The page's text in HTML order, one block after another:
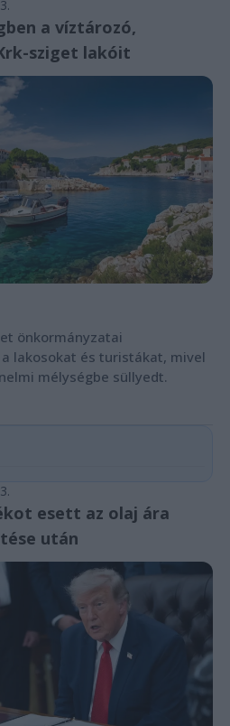
a víztározó,
sziget lakóit
önkormányzatai
lakosokat és turistákat, mivel
mélységbe süllyedt.
esett az olaj ára
után